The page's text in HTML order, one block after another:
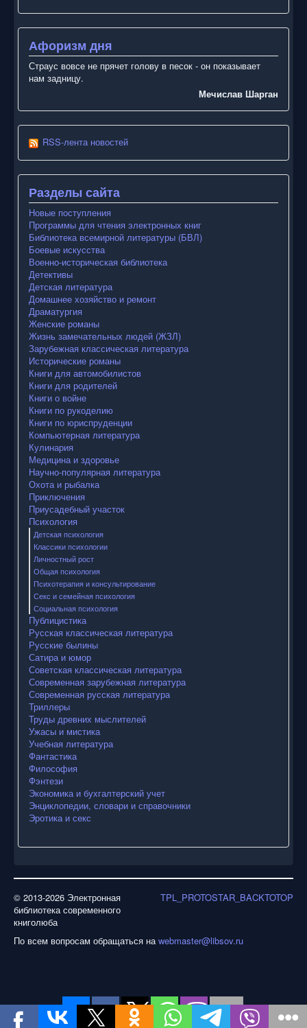
Афоризм дня
Страус вовсе не прячет голову в песок - он показывает
нам задницу.
Мечислав Шарган
RSS-лента новостей
Разделы сайта
Новые поступления
Программы для чтения электронных книг
Библиотека всемирной литературы (БВЛ)
Боевые искусства
Военно-историческая библиотека
Детективы
Детская литература
Домашнее хозяйство и ремонт
Драматургия
Женские романы
Жизнь замечательных людей (ЖЗЛ)
Зарубежная классическая литература
Исторические романы
Книги для автомобилистов
Книги для родителей
Книги о войне
Книги по рукоделию
Книги по юриспруденции
Компьютерная литература
Кулинария
Медицина и здоровье
Научно-популярная литература
Охота и рыбалка
Приключения
Приусадебный участок
Психология
Детская психология
Классики психологии
Личностный рост
Общая психология
Психотерапия и консультирование
Секс и семейная психология
Социальная психология
Публицистика
Русская классическая литература
Русские былины
Сатира и юмор
Советская классическая литература
Современная зарубежная литература
Современная русская литература
Триллеры
Труды древних мыслителей
Ужасы и мистика
Учебная литература
Фантастика
Философия
Фэнтези
Экономика и бухгалтерский учет
Энциклопедии, словари и справочники
Эротика и секс
TPL_PROTOSTAR_BACKTOTOP
© 2013-2026 Электронная
библиотека современного
книголюба
По всем вопросам обращаться наwebmaster@libsov.ru